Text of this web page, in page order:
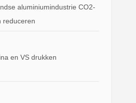
aluminiumindustrie CO2-
reduceren
en VS drukken